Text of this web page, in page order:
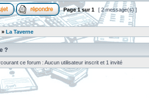
Page1sur1 [ 2 message(s) ]
» La Taverne
?
ce forum : Aucun utilisateur inscrit et 1 invité